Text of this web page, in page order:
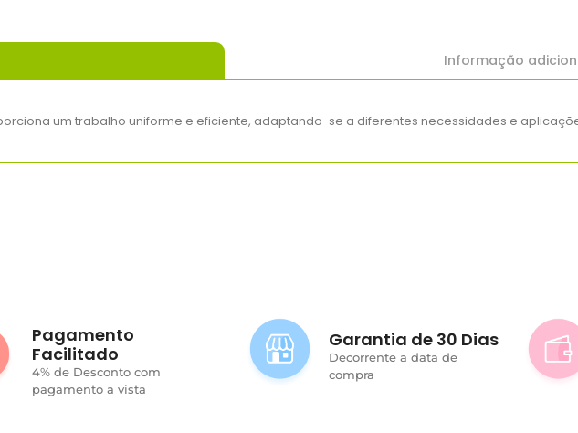
Informação
um trabalho uniforme e eficiente, adaptando-se a diferentes necessidades e
Pagamento
Facilitado
4% de Desconto com
pagamento a vista
Garantia de 30 Dias
Decorrente a data de
compra